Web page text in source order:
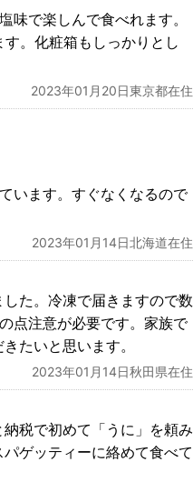
で楽しんで食べれます。
。化粧箱もしっかりとし
2023年01月20日東京都在住
います。すぐなくなるので
2023年01月14日北海道在住
た。冷凍で届きますので数
点注意が必要です。家族で
たいと思います。
2023年01月14日秋田県在住
税で初めて「うに」を頼み
ゲッティーに絡めて食べて